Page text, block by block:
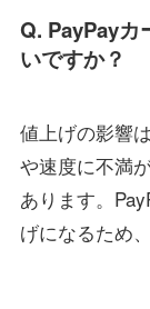
Q. PayPayカ
いですか？
値上げの影響
や速度に不満
あります。
げになるため